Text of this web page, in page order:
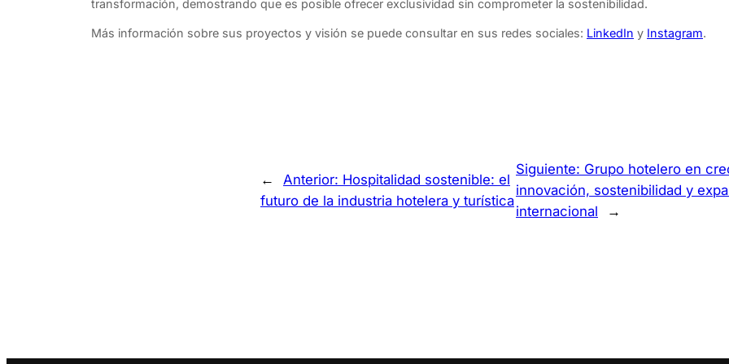
transformación, demostrando que es posible ofrecer exclusividad sin comprometer la sostenibilidad.
Más información sobre sus proyectos y visión se puede consultar en sus redes sociales: LinkedIn y Instagram.
← Anterior: Hospitalidad sostenible: el
futuro de la industria hotelera y turística
Siguiente: Grupo hotelero en
innovación, sostenibilidad y
internacional
→